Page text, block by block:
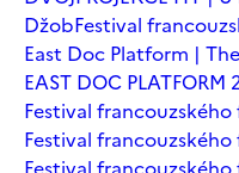
DžobFestival
East Doc Platform |
EAST DOC PLATFORM
Festival
Festival